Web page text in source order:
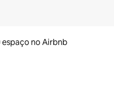
espaço no Airbnb